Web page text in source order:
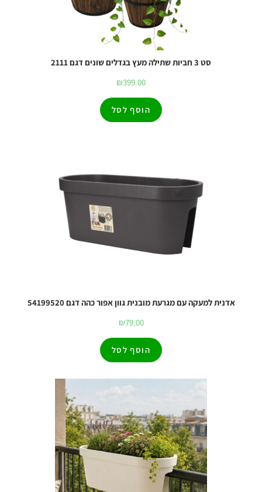
סט 3 חביות שתילה מעץ בגדלים שונים דגם 2111
₪399.00
הוסף לסל
אדנית למעקה עם מגרעת מובנית גוון אפור כהה דגם 54199520
₪79.00
הוסף לסל